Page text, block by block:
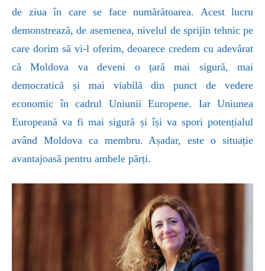
de ziua în care se face numărătoarea. Acest lucru
demonstrează, de asemenea, nivelul de sprijin tehnic pe
care dorim să vi-l oferim, deoarece credem cu adevărat
că Moldova va deveni o țară mai sigură, mai
democratică și mai viabilă din punct de vedere
economic în cadrul Uniunii Europene. Iar Uniunea
Europeană va fi mai sigură și își va spori potențialul
având Moldova ca membru. Așadar, este o situație
avantajoasă pentru ambele părți.